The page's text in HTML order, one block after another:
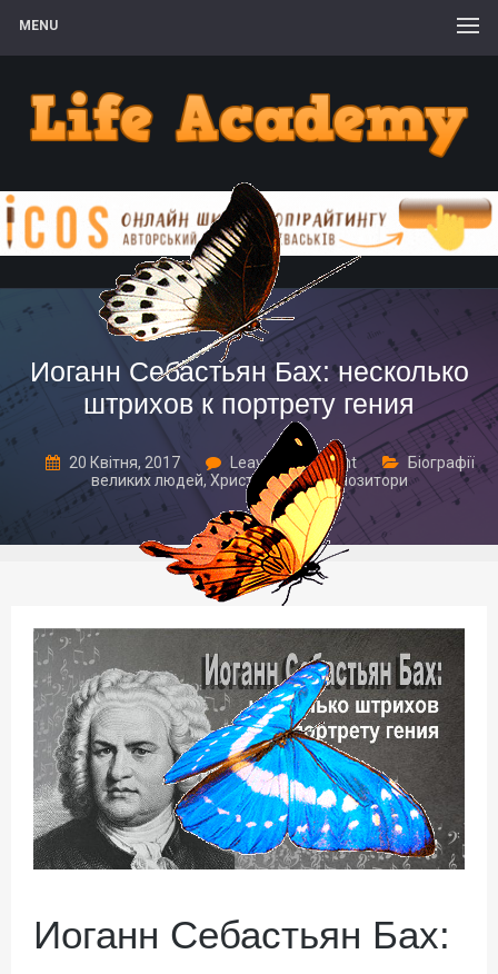
MENU
Иоганн Себастьян Бах: несколько
штрихов к портрету гения
20 Квітня, 2017 Leave a comment
Біографії
великих людей,Християнські композитори
Иоганн Себастьян Бах: